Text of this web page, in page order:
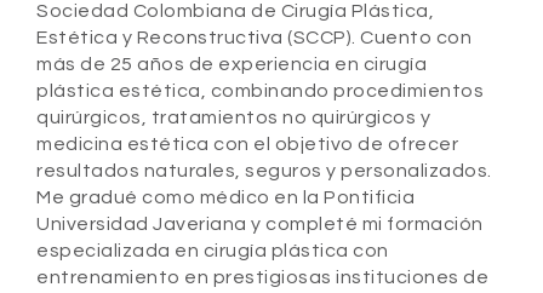
Sociedad Colombiana de Cirugía Plástica,
Estética y Reconstructiva (SCCP). Cuento con
más de 25 años de experiencia en cirugía
plástica estética, combinando procedimientos
quirúrgicos, tratamientos no quirúrgicos y
medicina estética con el objetivo de ofrecer
resultados naturales, seguros y personalizados.
Me gradué como médico en la Pontificia
Universidad Javeriana y completé mi formación
especializada en cirugía plástica con
entrenamiento en prestigiosas instituciones de